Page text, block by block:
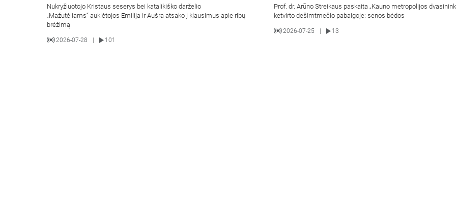
Nukryžiuotojo Kristaus seserys bei katalikiško darželio
„Mažutėliams“ auklėtojos Emilija ir Aušra atsako į klausimus apie ribų
brėžimą
2026-07-28 101
Prof. dr. Arūno Streikaus paskaita „Kauno metropolijos
ketvirto dešimtmečio pabaigoje: senos bėdos
2026-07-25 13